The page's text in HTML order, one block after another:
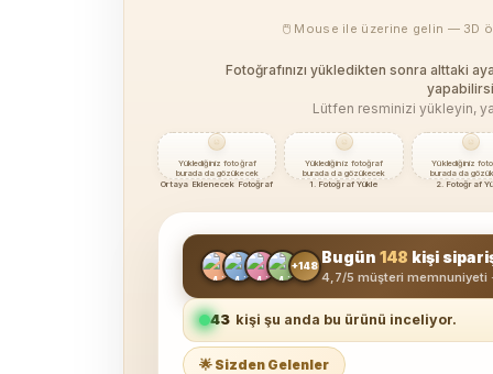
🖱 Mouse ile üzerine gelin — 3D
Fotoğrafınızı yükledikten sonra alttaki
Lütfen resminizi yükleyin,
Yüklediğiniz fotoğraf
burada da gözükecek
Ortaya Eklenecek Fotoğraf
Yüklediğiniz fotoğraf
burada da gözükecek
1. Fotoğraf Yükle
Yüklediğiniz
burada da
2. Fotoğraf
+148 Bugün 148 kişi
4,7/5 müşteri memnuniyeti
43 kişi şu anda bu ürünü inceliyor.
🌟 Sizden Gelenler